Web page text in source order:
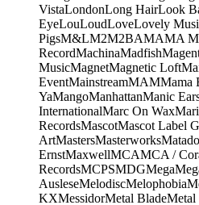
VistaLondonLong HairLook
EyeLouLoudLoveLovely
PigsM&LM2M2BAMAMA
RecordMachinaMadfish
MusicMagnetMagnetic Loft
EventMainstreamMAMMama
YaMangoManhattanManic
InternationalMarc On Wax
RecordsMascotMascot Label
ArtMastersMasterworks
ErnstMaxwellMCAMCA /
RecordsMCPSMDGMega
AusleseMelodiscMelophobia
KXMessidorMetal BladeMetal